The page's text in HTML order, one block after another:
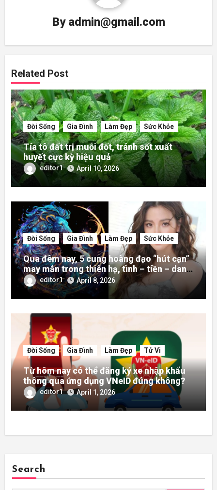
By admin@gmail.com
Related Post
Đời Sống Gia Đình Làm Đẹp Sức Khỏe
Tía tô đất trị muỗi đốt, tránh sốt xuất
huyết cực kỳ hiệu quả
editor1 April 10, 2026
Đời Sống Gia Đình Làm Đẹp Sức Khỏe
Qua đêm nay, 5 cung hoàng đạo “hút cạn”
may mắn trong thiên hạ, tình – tiền – danh
rực rỡ hơn người
editor1 April 8, 2026
Đời Sống Gia Đình Làm Đẹp Tử Vi
Từ hôm nay có thể đăng ký xe nhập khẩu
thông qua ứng dụng VNeID đúng không?
editor1 April 1, 2026
Search